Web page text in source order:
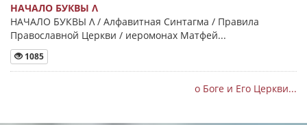
НАЧАЛО БУКВЫ Λ
НАЧАЛО БУКВЫ Λ / Алфавитная Синтагма / Правила
Православной Церкви / иеромонах Матфей...
1085
о Боге и Его Церкви...